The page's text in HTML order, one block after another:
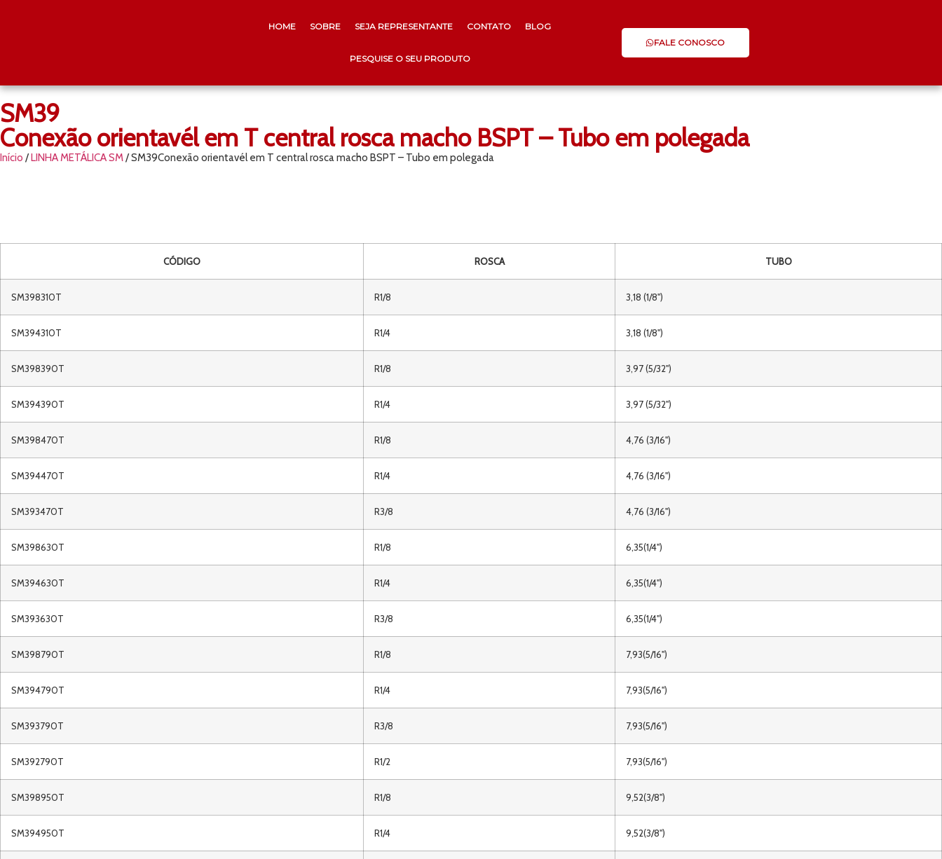
HOME SOBRE SEJA REPRESENTANTE CONTATO BLOG
PESQUISE O SEU PRODUTO
FALE CONOSCO
SM39
Conexão orientavél em T central rosca macho BSPT – Tubo em polegada
Início /LINHA METÁLICA SM/ SM39Conexão orientavél em T central rosca macho BSPT – Tubo em polegada
CÓDIGO ROSCA TUBO
SM398310T R1/8 3,18 (1/8")
SM394310T R1/4 3,18 (1/8")
SM398390T R1/8 3,97 (5/32")
SM394390T R1/4 3,97 (5/32")
SM398470T R1/8 4,76 (3/16")
SM394470T R1/4 4,76 (3/16")
SM393470T R3/8 4,76 (3/16")
SM398630T R1/8 6,35(1/4")
SM394630T R1/4 6,35(1/4")
SM393630T R3/8 6,35(1/4")
SM398790T R1/8 7,93(5/16")
SM394790T R1/4 7,93(5/16")
SM393790T R3/8 7,93(5/16")
SM392790T R1/2 7,93(5/16")
SM398950T R1/8 9,52(3/8")
SM394950T R1/4 9,52(3/8")